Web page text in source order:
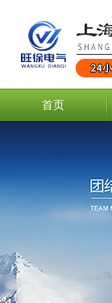
首页